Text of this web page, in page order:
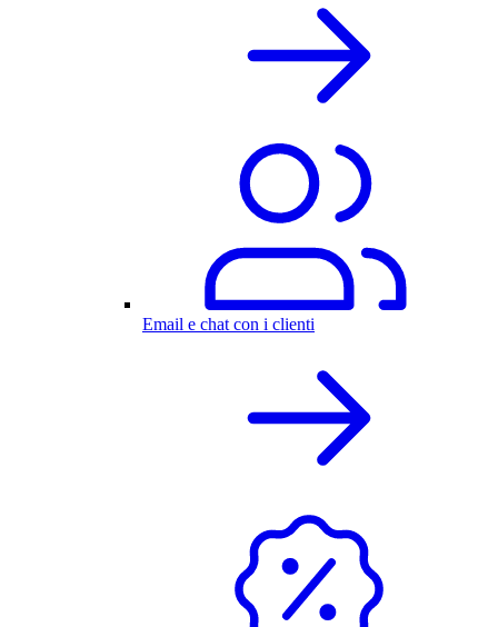
Email e chat con i clienti